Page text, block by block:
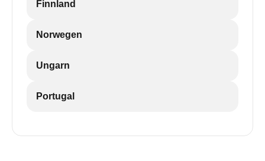
Finnland
Norwegen
Ungarn
Portugal